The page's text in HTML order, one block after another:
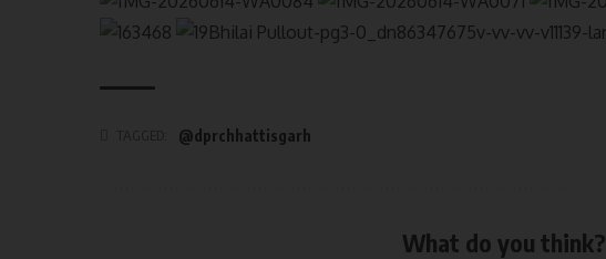
@dprchhattisgarh
What do you think?